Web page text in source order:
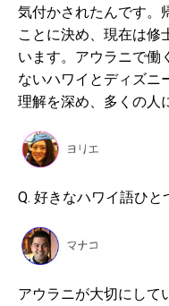
気付かされたんです。
ことに決め、現在は修
います。アウラニで働
ないハワイとディズニ
理解を深め、多くの人
Q. 好きなハワイ語ひ
アウラニが大切にして